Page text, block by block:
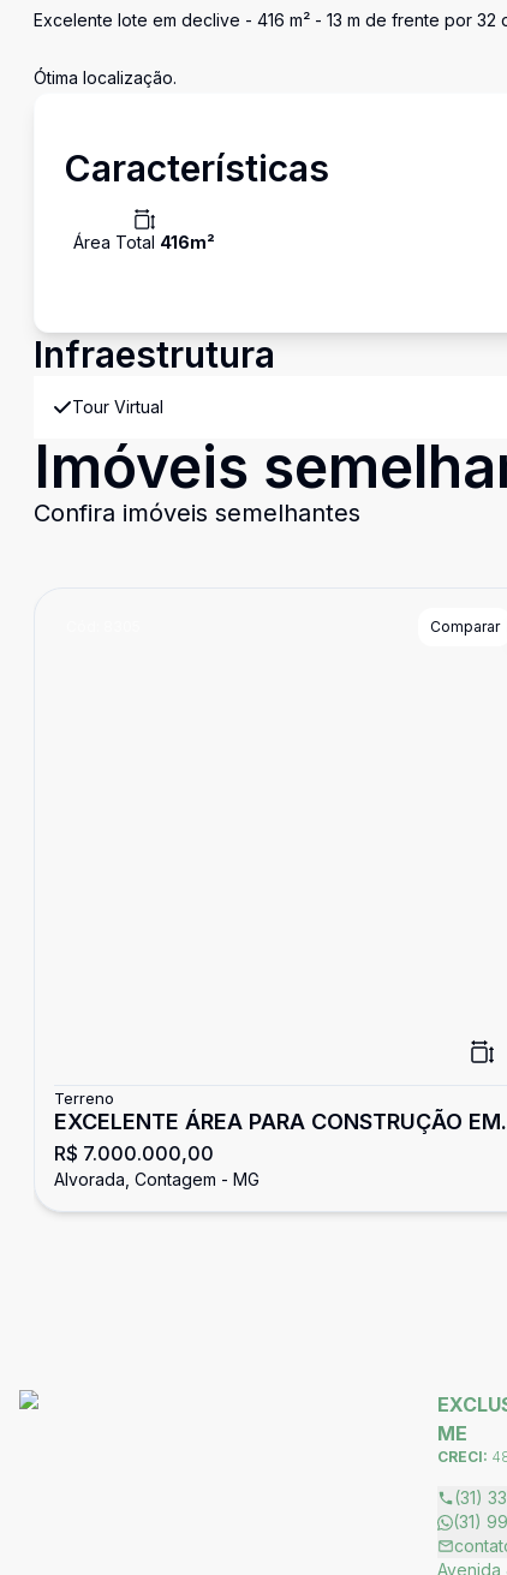
Excelente lote em declive - 416 m² - 13 m de frente por
Ótima localização.
Características
Área Total 416m²
Infraestrutura
Tour Virtual
Imóveis
Confira imóveis semelhantes
Comparar
Terreno
EXCELENTE ÁREA PARA CONSTRUÇÃO EM
CONTAGEM
R$ 7.000.000,00
Alvorada, Contagem - MG
ME
CRECI:
(31)
(31)
Avenida